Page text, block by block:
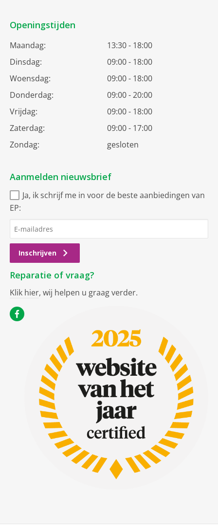
Openingstijden
Maandag:
13:30 - 18:00
Dinsdag:
09:00 - 18:00
Woensdag:
09:00 - 18:00
Donderdag:
09:00 - 20:00
Vrijdag:
09:00 - 18:00
Zaterdag:
09:00 - 17:00
Zondag:
gesloten
Aanmelden nieuwsbrief
Ja, ik schrijf me in voor de beste aanbiedingen van
EP:
Inschrijven
Reparatie of vraag?
Klik hier, wij helpen u graag verder.